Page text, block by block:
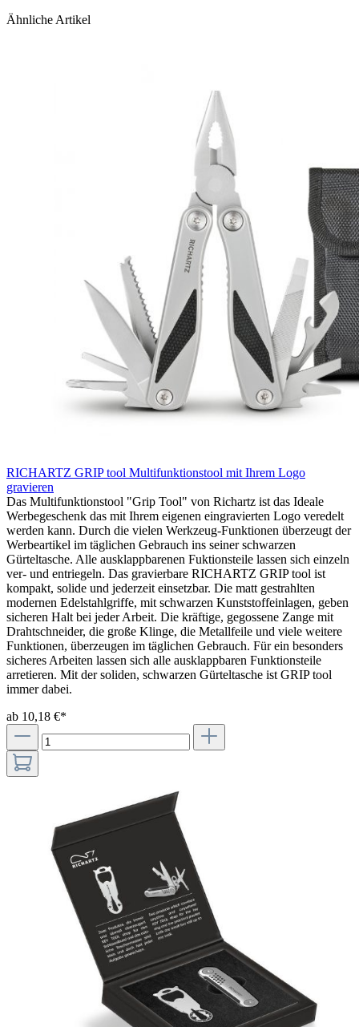
Ähnliche Artikel
RICHARTZ GRIP tool Multifunktionstool mit Ihrem Logo
gravieren
Das Multifunktionstool "Grip Tool" von Richartz ist das Ideale
Werbegeschenk das mit Ihrem eigenen eingravierten Logo veredelt
werden kann. Durch die vielen Werkzeug-Funktionen überzeugt der
Werbeartikel im täglichen Gebrauch ins seiner schwarzen
Gürteltasche. Alle ausklappbarenen Fuktionsteile lassen sich einzeln
ver- und entriegeln. Das gravierbare RICHARTZ GRIP tool ist
kompakt, solide und jederzeit einsetzbar. Die matt gestrahlten
modernen Edelstahlgriffe, mit schwarzen Kunststoffeinlagen, geben
sicheren Halt bei jeder Arbeit. Die kräftige, gegossene Zange mit
Drahtschneider, die große Klinge, die Metallfeile und viele weitere
Funktionen, überzeugen im täglichen Gebrauch. Für ein besonders
sicheres Arbeiten lassen sich alle ausklappbaren Funktionsteile
arretieren. Mit der soliden, schwarzen Gürteltasche ist GRIP tool
immer dabei.
ab 10,18 €*